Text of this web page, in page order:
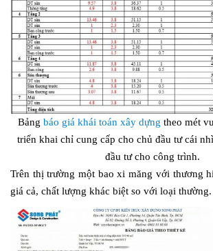
Bảng báo giá khái toán xây dựng theo mét
triển khai chỉ cung cấp cho chủ đầu tư cái
đầu tư cho công trình.
Trên thị trường một bao xi măng với thương
giá cả, chất lượng khác biệt so với loại thường.